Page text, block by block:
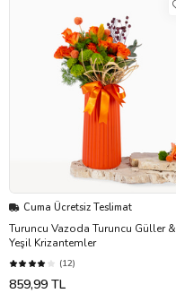
Cuma Ücretsiz Teslimat
Turuncu Vazoda Turuncu Güller &
Yeşil Krizantemler
(12)
859,99 TL